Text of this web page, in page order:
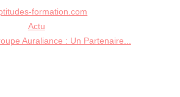
formation.com
Actu
Auraliance : Un Partenaire...